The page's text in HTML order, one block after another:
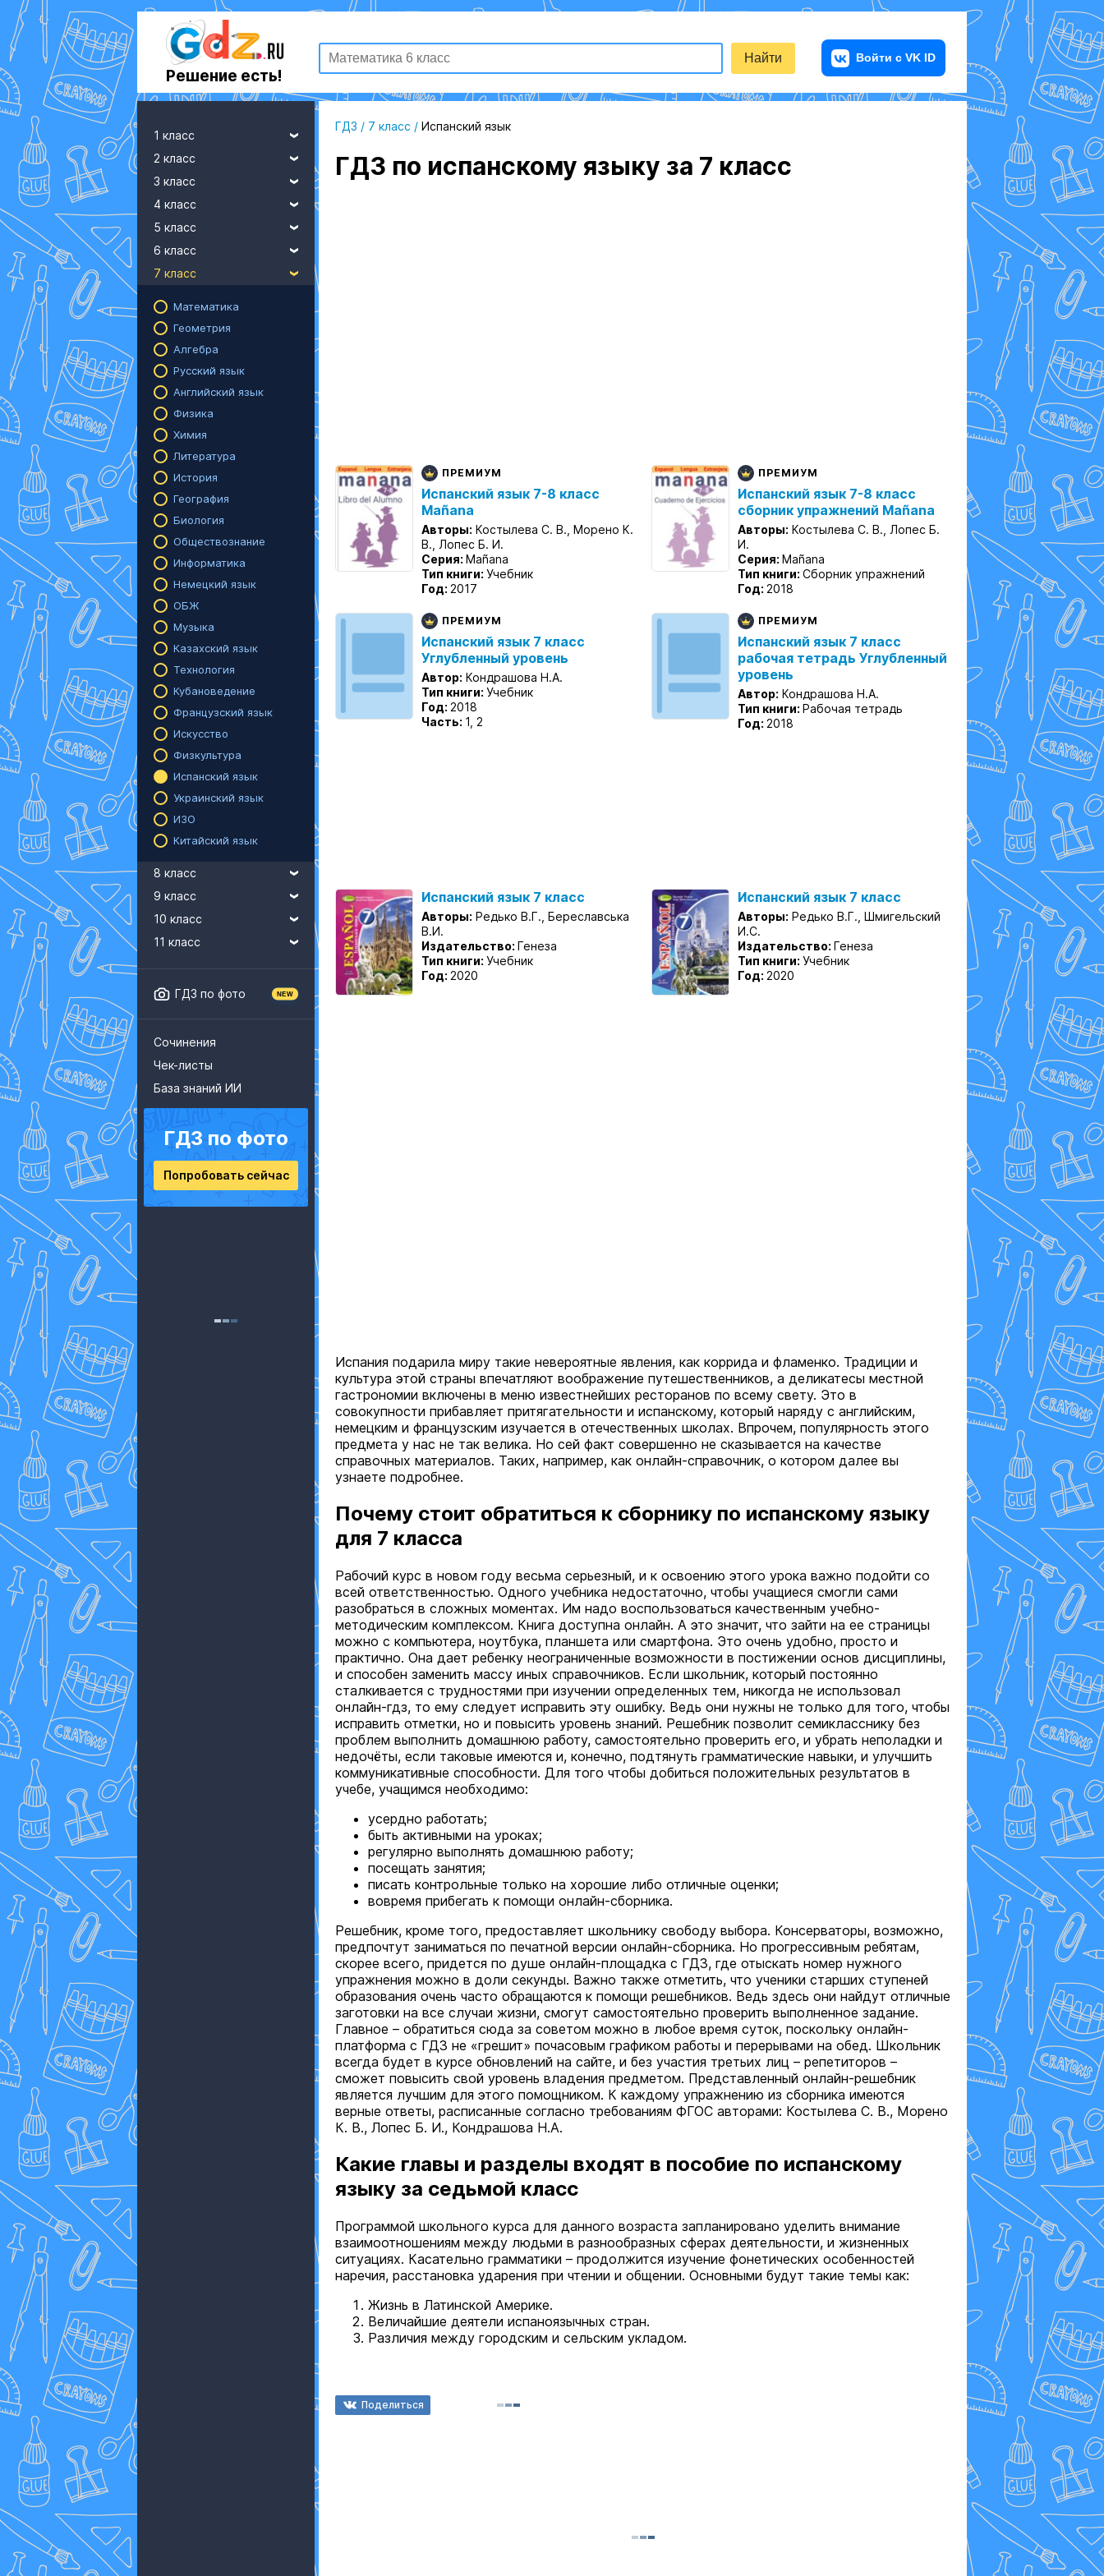
Решение есть!
Найти
1 класс
2 класс
3 класс
4 класс
5 класс
6 класс
7 класс
Математика
Геометрия
Алгебра
Русский язык
Английский язык
Физика
Химия
Литература
История
География
Биология
Обществознание
Информатика
Немецкий язык
ОБЖ
Музыка
Казахский язык
Технология
Кубановедение
Французский язык
Искусство
Физкультура
Испанский язык
Украинский язык
ИЗО
Китайский язык
8 класс
9 класс
10 класс
11 класс
ГДЗ по фото
Сочинения
Чек-листы
База знаний ИИ
ГДЗ по фото
Попробовать сейчас
ГДЗ / 7 класс / Испанский язык
ГДЗ по испанскому языку за 7 класс
ПРЕМИУМ
Испанский язык 7-8 класс
Mañana
Авторы: Костылева С. В., Морено К.
В., Лопес Б. И.
Серия: Mañana
Тип книги: Учебник
Год: 2017
ПРЕМИУМ
Испанский язык 7-8 класс
сборник упражнений Mañana
Авторы: Костылева С. В., Лопес Б.
И.
Серия: Mañana
Тип книги: Сборник упражнений
Год: 2018
ПРЕМИУМ
Испанский язык 7 класс
Углубленный уровень
Автор: Кондрашова Н.А.
Тип книги: Учебник
Год: 2018
Часть: 1, 2
ПРЕМИУМ
Испанский язык 7 класс
рабочая тетрадь Углубленный
уровень
Автор: Кондрашова Н.А.
Тип книги: Рабочая тетрадь
Год: 2018
Испанский язык 7 класс
Авторы: Редько В.Г., Береславська
В.И.
Издательство: Генеза
Тип книги: Учебник
Год: 2020
Испанский язык 7 класс
Авторы: Редько В.Г., Шмигельский
И.С.
Издательство: Генеза
Тип книги: Учебник
Год: 2020
Испания подарила миру такие невероятные явления, как коррида и фламенко. Традиции и
культура этой страны впечатляют воображение путешественников, а деликатесы местной
гастрономии включены в меню известнейших ресторанов по всему свету. Это в
совокупности прибавляет притягательности и испанскому, который наряду с английским,
немецким и французским изучается в отечественных школах. Впрочем, популярность этого
предмета у нас не так велика. Но сей факт совершенно не сказывается на качестве
справочных материалов. Таких, например, как онлайн-справочник, о котором далее вы
узнаете подробнее.
Почему стоит обратиться к сборнику по испанскому языку
для 7 класса
Рабочий курс в новом году весьма серьезный, и к освоению этого урока важно подойти со
всей ответственностью. Одного учебника недостаточно, чтобы учащиеся смогли сами
разобраться в сложных моментах. Им надо воспользоваться качественным учебно-
методическим комплексом. Книга доступна онлайн. А это значит, что зайти на ее страницы
можно с компьютера, ноутбука, планшета или смартфона. Это очень удобно, просто и
практично. Она дает ребенку неограниченные возможности в постижении основ дисциплины,
и способен заменить массу иных справочников. Если школьник, который постоянно
сталкивается с трудностями при изучении определенных тем, никогда не использовал
онлайн-гдз, то ему следует исправить эту ошибку. Ведь они нужны не только для того, чтобы
исправить отметки, но и повысить уровень знаний. Решебник позволит семикласснику без
проблем выполнить домашнюю работу, самостоятельно проверить его, и убрать неполадки и
недочёты, если таковые имеются и, конечно, подтянуть грамматические навыки, и улучшить
коммуникативные способности. Для того чтобы добиться положительных результатов в
учебе, учащимся необходимо:
усердно работать;
быть активными на уроках;
регулярно выполнять домашнюю работу;
посещать занятия;
писать контрольные только на хорошие либо отличные оценки;
вовремя прибегать к помощи онлайн-сборника.
Решебник, кроме того, предоставляет школьнику свободу выбора. Консерваторы, возможно,
предпочтут заниматься по печатной версии онлайн-сборника. Но прогрессивным ребятам,
скорее всего, придется по душе онлайн-площадка с ГДЗ, где отыскать номер нужного
упражнения можно в доли секунды. Важно также отметить, что ученики старших ступеней
образования очень часто обращаются к помощи решебников. Ведь здесь они найдут отличные
заготовки на все случаи жизни, смогут самостоятельно проверить выполненное задание.
Главное – обратиться сюда за советом можно в любое время суток, поскольку онлайн-
платформа с ГДЗ не «грешит» почасовым графиком работы и перерывами на обед. Школьник
всегда будет в курсе обновлений на сайте, и без участия третьих лиц – репетиторов –
сможет повысить свой уровень владения предметом. Представленный онлайн-решебник
является лучшим для этого помощником. К каждому упражнению из сборника имеются
верные ответы, расписанные согласно требованиям ФГОС авторами: Костылева С. В., Морено
К. В., Лопес Б. И., Кондрашова Н.А.
Какие главы и разделы входят в пособие по испанскому
языку за седьмой класс
Программой школьного курса для данного возраста запланировано уделить внимание
взаимоотношениям между людьми в разнообразных сферах деятельности, и жизненных
ситуациях. Касательно грамматики – продолжится изучение фонетических особенностей
наречия, расстановка ударения при чтении и общении. Основными будут такие темы как:
Жизнь в Латинской Америке.
Величайшие деятели испаноязычных стран.
Различия между городским и сельским укладом.
Поделиться